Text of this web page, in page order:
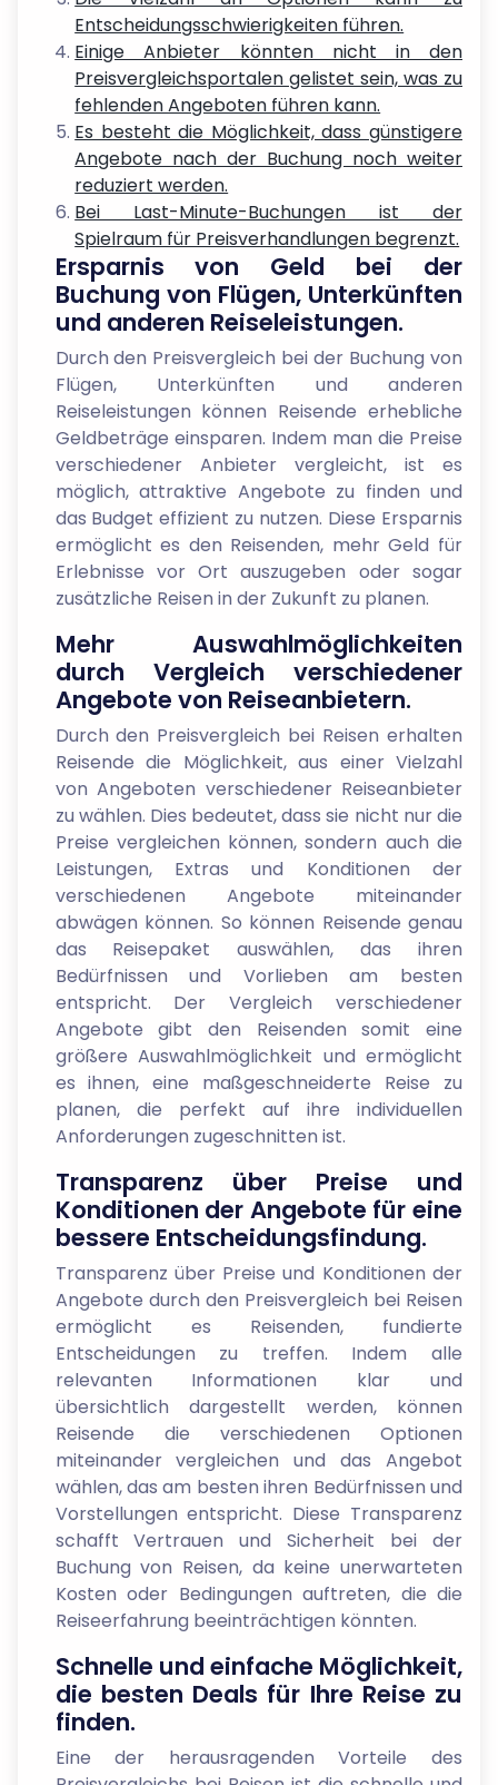
Entscheidungsschwierigkeiten führen.
Einige Anbieter könnten nicht in den
Preisvergleichsportalen gelistet sein, was zu
fehlenden Angeboten führen kann.
Es besteht die Möglichkeit, dass günstigere
Angebote nach der Buchung noch weiter
reduziert werden.
Bei Last-Minute-Buchungen ist der
Spielraum für Preisverhandlungen begrenzt.
Ersparnis von Geld bei der
Buchung von Flügen, Unterkünften
und anderen Reiseleistungen.
Durch den Preisvergleich bei der Buchung von
Flügen, Unterkünften und anderen
Reiseleistungen können Reisende erhebliche
Geldbeträge einsparen. Indem man die Preise
verschiedener Anbieter vergleicht, ist es
möglich, attraktive Angebote zu finden und
das Budget effizient zu nutzen. Diese Ersparnis
ermöglicht es den Reisenden, mehr Geld für
Erlebnisse vor Ort auszugeben oder sogar
zusätzliche Reisen in der Zukunft zu planen.
Mehr Auswahlmöglichkeiten
durch Vergleich verschiedener
Angebote von Reiseanbietern.
Durch den Preisvergleich bei Reisen erhalten
Reisende die Möglichkeit, aus einer Vielzahl
von Angeboten verschiedener Reiseanbieter
zu wählen. Dies bedeutet, dass sie nicht nur die
Preise vergleichen können, sondern auch die
Leistungen, Extras und Konditionen der
verschiedenen Angebote miteinander
abwägen können. So können Reisende genau
das Reisepaket auswählen, das ihren
Bedürfnissen und Vorlieben am besten
entspricht. Der Vergleich verschiedener
Angebote gibt den Reisenden somit eine
größere Auswahlmöglichkeit und ermöglicht
es ihnen, eine maßgeschneiderte Reise zu
planen, die perfekt auf ihre individuellen
Anforderungen zugeschnitten ist.
Transparenz über Preise und
Konditionen der Angebote für eine
bessere Entscheidungsfindung.
Transparenz über Preise und Konditionen der
Angebote durch den Preisvergleich bei Reisen
ermöglicht es Reisenden, fundierte
Entscheidungen zu treffen. Indem alle
relevanten Informationen klar und
übersichtlich dargestellt werden, können
Reisende die verschiedenen Optionen
miteinander vergleichen und das Angebot
wählen, das am besten ihren Bedürfnissen und
Vorstellungen entspricht. Diese Transparenz
schafft Vertrauen und Sicherheit bei der
Buchung von Reisen, da keine unerwarteten
Kosten oder Bedingungen auftreten, die die
Reiseerfahrung beeinträchtigen könnten.
Schnelle und einfache Möglichkeit,
die besten Deals für Ihre Reise zu
finden.
Eine der herausragenden Vorteile des